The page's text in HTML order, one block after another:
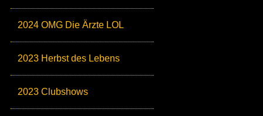
2024 OMG Die Ärzte LOL
2023 Herbst des Lebens
2023 Clubshows